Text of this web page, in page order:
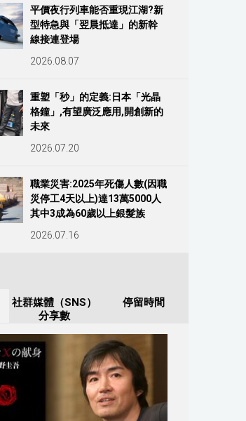
平價夜行列車能否重現江湖?新
型特急與「翌晨抵達」的新幹
線接連登場
2026.08.07
重塑「秒」的定義:日本「光晶
格鐘」,有望廣泛應用,開創新的
未來
2026.07.20
職業災害:2025年死傷人數(因職
災停工4天以上)達13萬5000人
其中3成為60歲以上銀髮族
2026.07.16
社群媒體（SNS）
分享數
停留時間